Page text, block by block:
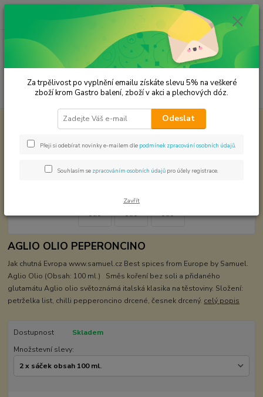
Menu
Hledat
ks
za 0,00 Kč
Světová kuchyně - koření Aglio olio
Aglio olio
AGLIO OLIO PEPERONCINO
Jak chutná Evropa www.samuel.cz Best spices from Europe by Samuel.
Aglio Olio (Obsah: 100 ml.) Směs koření bez soli a přidaného
glutamátu Aglio olio světoznámá italská klasika na těstoviny. Složení:
petrželka list, chilli pepperoncino drcené, česnek drcený. celý popis
Dostupnost
Skladem
Množstevní slevy:
Za trpělivost po vyplnění emailu získáte slevu 5% na veškeré
zboží krom Gastro balení, zboží v akci a plechových dóz.
Odeslat
Přeji si odebírat novinky e-mailem dle podmínek zpracování osobních údajů
Souhlasím se zpracováním osobních údajů pro účely registrace.
Zavřít